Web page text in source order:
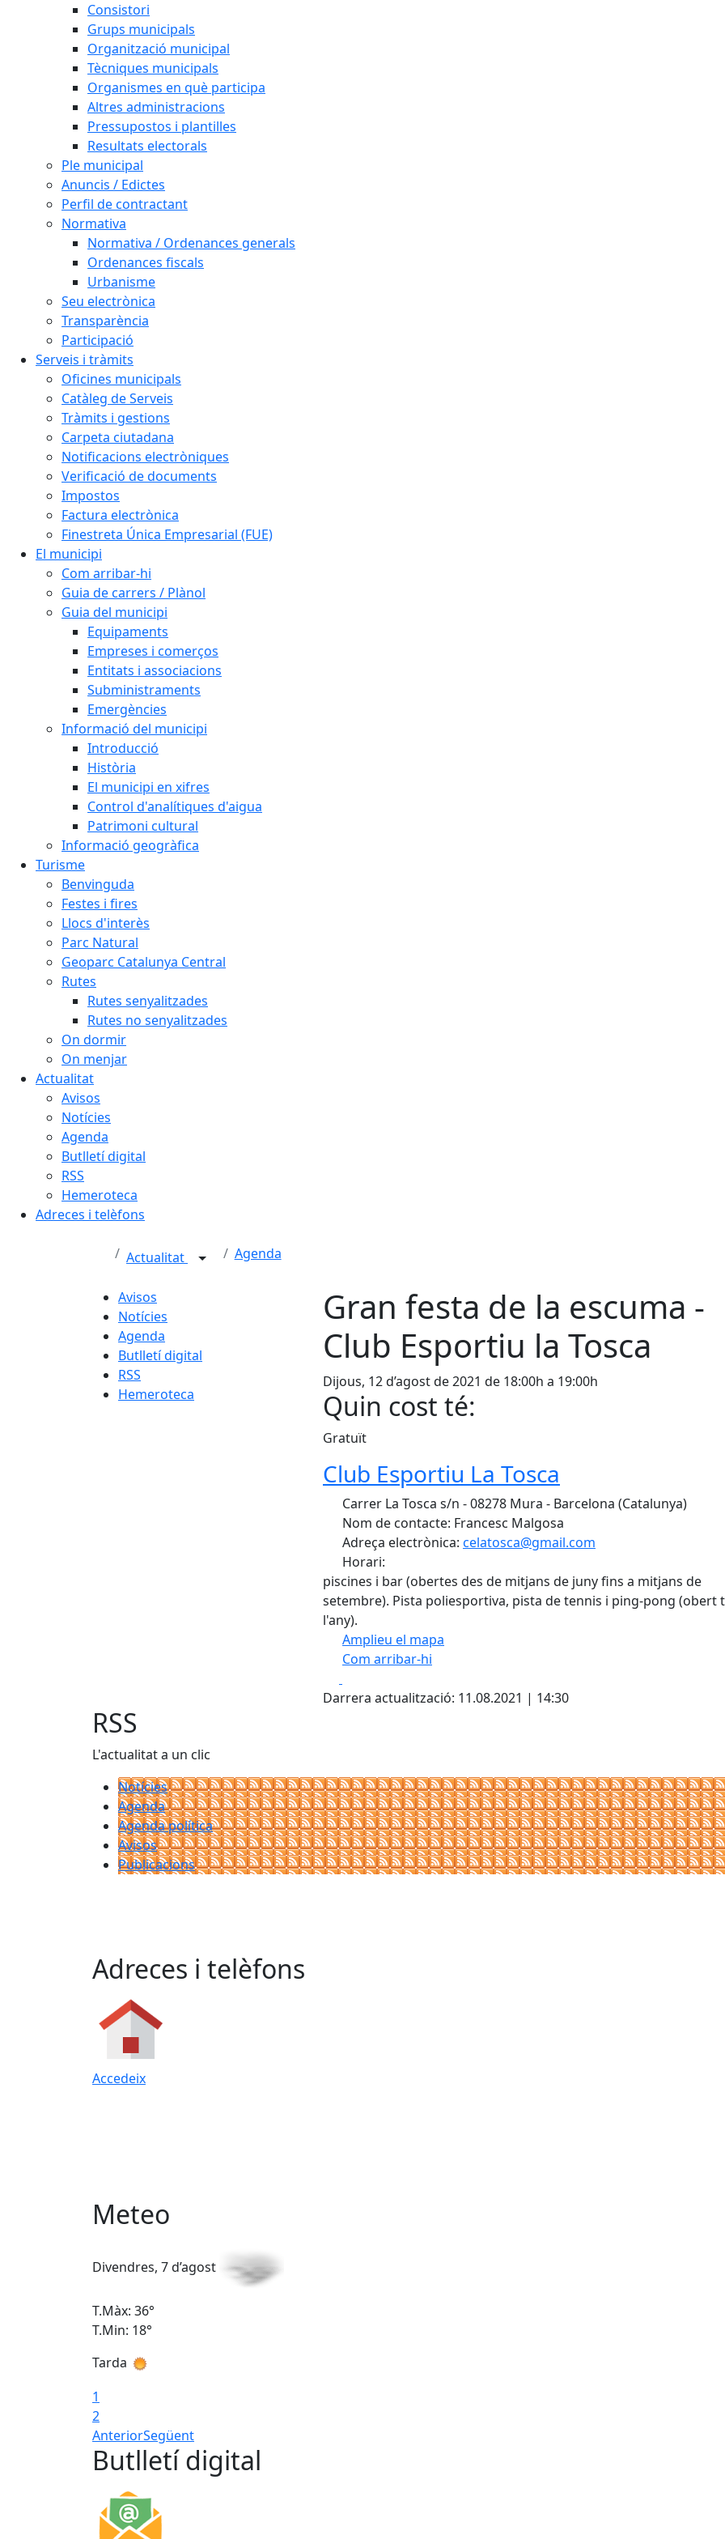
Consistori
Grups municipals
Organització municipal
Tècniques municipals
Organismes en què participa
Altres administracions
Pressupostos i plantilles
Resultats electorals
Ple municipal
Anuncis / Edictes
Perfil de contractant
Normativa
Normativa / Ordenances generals
Ordenances fiscals
Urbanisme
Seu electrònica
Transparència
Participació
Serveis i tràmits
Oficines municipals
Catàleg de Serveis
Tràmits i gestions
Carpeta ciutadana
Notificacions electròniques
Verificació de documents
Impostos
Factura electrònica
Finestreta Única Empresarial (FUE)
El municipi
Com arribar-hi
Guia de carrers / Plànol
Guia del municipi
Equipaments
Empreses i comerços
Entitats i associacions
Subministraments
Emergències
Informació del municipi
Introducció
Història
El municipi en xifres
Control d'analítiques d'aigua
Patrimoni cultural
Informació geogràfica
Turisme
Benvinguda
Festes i fires
Llocs d'interès
Parc Natural
Geoparc Catalunya Central
Rutes
Rutes senyalitzades
Rutes no senyalitzades
On dormir
On menjar
Actualitat
Avisos
Notícies
Agenda
Butlletí digital
RSS
Hemeroteca
Adreces i telèfons
Actualitat Agenda
Avisos
Notícies
Agenda
Butlletí digital
RSS
Hemeroteca
Gran festa de la escuma -
Club Esportiu la Tosca
Dijous, 12 d’agost de 2021 de 18:00h a 19:00h
Quin cost té:
Gratuït
Club Esportiu La Tosca
Carrer La Tosca s/n - 08278 Mura - Barcelona (Catalunya)
Nom de contacte: Francesc Malgosa
Adreça electrònica: celatosca@gmail.com
Horari:
piscines i bar (obertes des de mitjans de juny fins a mitjans de
setembre). Pista poliesportiva, pista de tennis i ping-pong (obert
l'any).
Amplieu el mapa
Com arribar-hi
+
Darrera actualització: 11.08.2021 | 14:30
RSS
L'actualitat a un clic
Notícies
Agenda
Agenda política
Avisos
Publicacions
Adreces i telèfons
Accedeix
Meteo
Divendres, 7 d’agost
T.Màx: 36°
T.Min: 18°
Tarda
1
2
AnteriorSegüent
Butlletí digital